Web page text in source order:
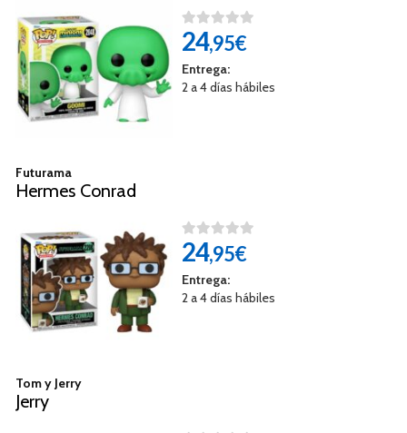
24,95€
Entrega:
2 a 4 días hábiles
Futurama
Hermes Conrad
24,95€
Entrega:
2 a 4 días hábiles
Tom y Jerry
Jerry